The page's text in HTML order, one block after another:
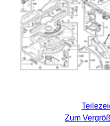
Zum